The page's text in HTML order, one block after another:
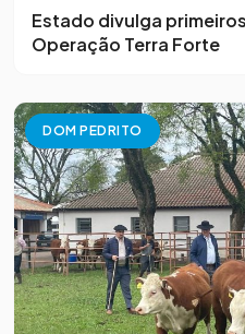
Estado divulga
Operação Terra Forte
DOM PEDRITO